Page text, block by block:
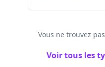
Vous ne trouvez
Voir tous les